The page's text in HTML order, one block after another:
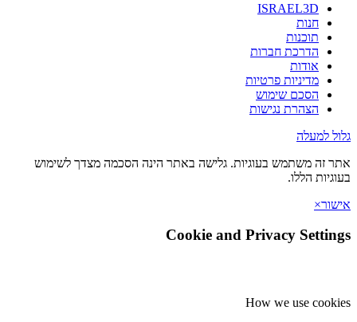
ISRAEL3D
חנות
תוכנות
הדרכת חברות
אודות
מדיניות פרטיות
הסכם שימוש
הצהרת נגישות
למעלה
זה משתמש בעוגיות. גלישה באתר הינה הסכמה מצדך לשימוש
הללו.
×
Cookie and Privacy
How we use